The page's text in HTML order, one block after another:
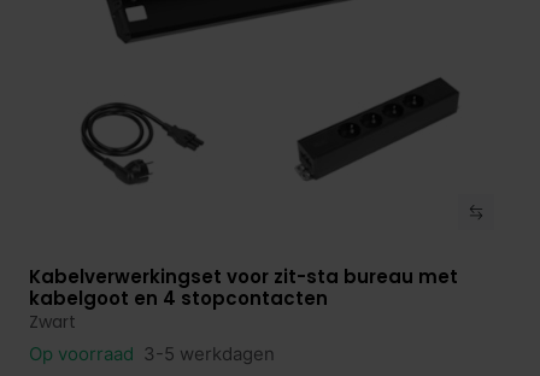
Bekijk product
Kabelverwerkingset voor zit-sta bureau met
kabelgoot en 4 stopcontacten
Zwart
Op voorraad 3-5 werkdagen